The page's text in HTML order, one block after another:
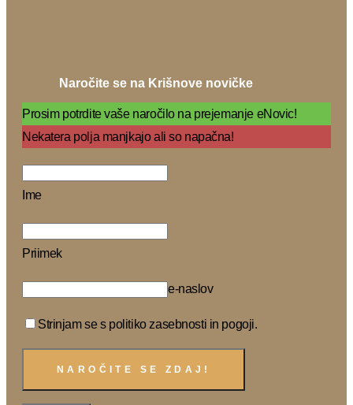
Naročite se na Krišnove novičke
Prosim potrdite vaše naročilo na prejemanje eNovic!
Nekatera polja manjkajo ali so napačna!
Ime
Priimek
e-naslov
Strinjam se s politiko zasebnosti in pogoji.